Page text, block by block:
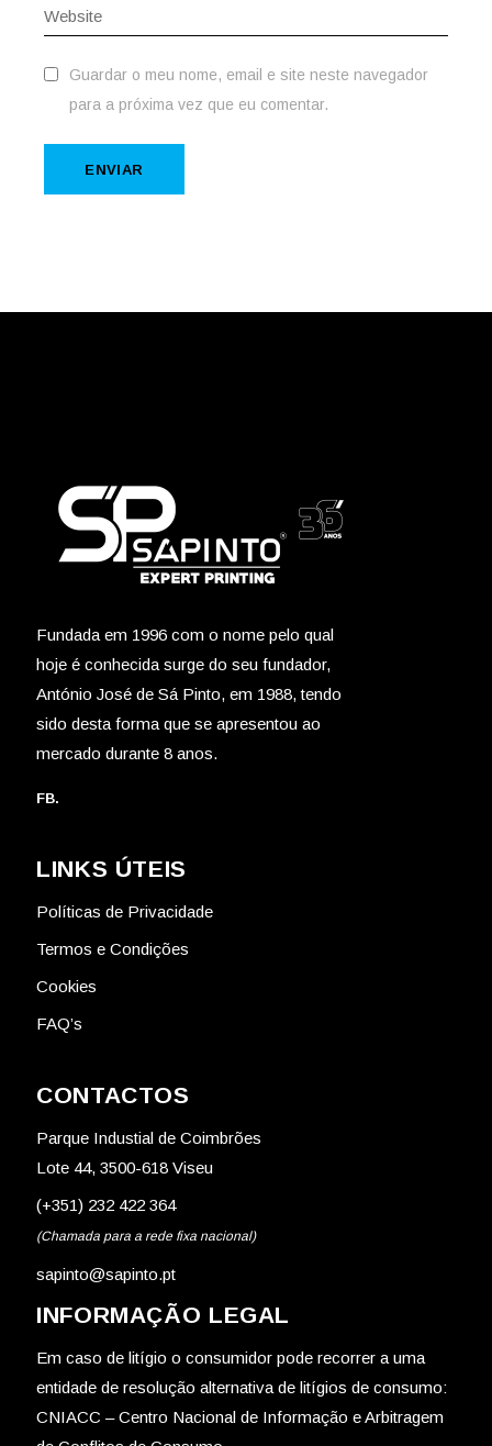
Guardar o meu nome, email e site neste navegador
para a próxima vez que eu comentar.
ENVIAR
Fundada em 1996 com o nome pelo qual
hoje é conhecida surge do seu fundador,
António José de Sá Pinto, em 1988, tendo
sido desta forma que se apresentou ao
mercado durante 8 anos.
FB.
LINKS ÚTEIS
Políticas de Privacidade
Termos e Condições
Cookies
FAQ’s
CONTACTOS
Parque Industial de Coimbrões
Lote 44, 3500-618 Viseu
(+351) 232 422 364
(Chamada para a rede fixa nacional)
sapinto@sapinto.pt
INFORMAÇÃO LEGAL
Em caso de litígio o consumidor pode recorrer a uma
entidade de resolução alternativa de litígios de consumo:
CNIACC – Centro Nacional de Informação e Arbitragem